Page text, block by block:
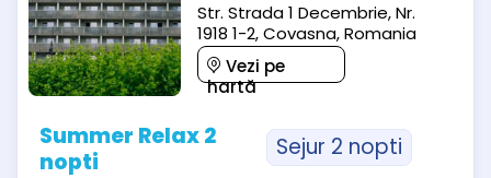
Str. Strada 1 Decembrie, Nr.
1918 1-2, Covasna, Romania
Vezi pe
hartă
Summer Relax 2
nopti
Sejur 2 nopti